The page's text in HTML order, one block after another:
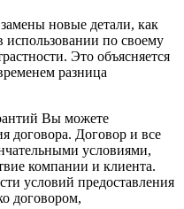
новые детали, как
по своему
Это объясняется
разница
Вы можете
договора. Договор и все
условиями,
компании и клиента.
условий предоставления
договором,